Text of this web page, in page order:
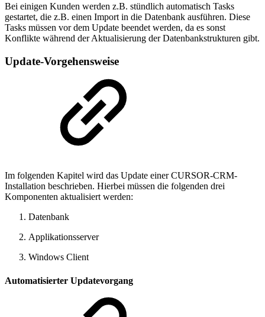
Bei einigen Kunden werden z.B. stündlich automatisch Tasks
gestartet, die z.B. einen Import in die Datenbank ausführen. Diese
Tasks müssen vor dem Update beendet werden, da es sonst
Konflikte während der Aktualisierung der Datenbankstrukturen gibt.
Update-Vorgehensweise
Im folgenden Kapitel wird das Update einer CURSOR-CRM-
Installation beschrieben. Hierbei müssen die folgenden drei
Komponenten aktualisiert werden:
Datenbank
Applikationsserver
Windows Client
Automatisierter Updatevorgang